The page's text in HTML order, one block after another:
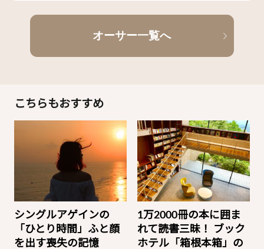
オーサー一覧へ
こちらもおすすめ
シングルアゲインの
「ひとり時間」ふと顔
を出す喪失の記憶
1万2000冊の本に囲ま
れて読書三昧！ ブック
ホテル「箱根本箱」の